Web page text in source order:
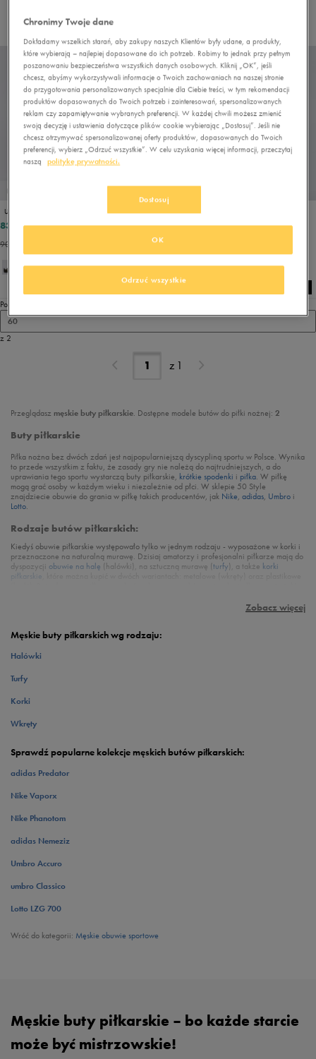
Nie wybrano filtrów
UMBRO VELOCITA MATRIX LEAGUE AG
119,99 zł
83,99 zł
90,99 zł
UMBRO TOCCO V LEAGUE TF
119,99 zł
95,99 zł
101,99 zł
Pokaż
60
z 2
z 1
Zobacz więcej
Przeglądasz męskie buty piłkarskie. Dostępne modele butów do piłki nożnej: 2
Buty piłkarskie
Piłka nożna bez dwóch zdań jest najpopularniejszą dyscypliną sportu w Polsce. Wynika
to przede wszystkim z faktu, że zasady gry nie należą do najtrudniejszych, a do
uprawiania tego sportu wystarczą buty piłkarskie, krótkie spodenki i piłka. W piłkę
mogą grać osoby w każdym wieku i niezależnie od płci. W sklepie 50 Style
znajdziecie obuwie do grania w piłkę takich producentów, jak Nike, adidas, Umbro i
Lotto.
Rodzaje butów piłkarskich:
Kiedyś obuwie piłkarskie występowało tylko w jednym rodzaju - wyposażone w korki i
przeznaczone na naturalną murawę. Dzisiaj amatorzy i profesjonalni piłkarze mają do
dyspozycji obuwie na halę (halówki), na sztuczną murawę (turfy), a także korki
piłkarskie
dlatego wybór materiału, z którego została wykonana cholewka buta jest kwestią
Odpowiednie obuwie piłkarskie powinno cechować się lekkością i być wykonane z
sprawdzone marki takie, jak adidas, Nike, Umbro czy Lotto, które możecie znaleźć w
treningach albo nawet meczach.
W zależności od tego, czy grasz na orlikach, czy też na pełnowymiarowych boiskach z
Niezależnie od swoich preferencji - w sklepie 50 Style znajdziesz buty piłkarskie
Męskie buty piłkarskich wg rodzaju:
Halówki
Turfy
Korki
Wkręty
Sprawdź popularne kolekcje męskich butów piłkarskich:
adidas Predator
Nike Vaporx
Nike Phanotom
adidas Nemeziz
Umbro Accuro
umbro Classico
Lotto LZG 700
Wróć do kategorii: Męskie obuwie sportowe
Męskie buty piłkarskie – bo każde starcie
może być mistrzowskie!
Chronimy Twoje dane
Dokładamy wszelkich starań, aby zakupy naszych Klientów były udane, a produkty,
które wybierają – najlepiej dopasowane do ich potrzeb. Robimy to jednak przy pełnym
poszanowaniu bezpieczeństwa wszystkich danych osobowych. Kliknij „OK”, jeśli
chcesz, abyśmy wykorzystywali informacje o Twoich zachowaniach na naszej stronie
do przygotowania personalizowanych specjalnie dla Ciebie treści, w tym rekomendacji
produktów dopasowanych do Twoich potrzeb i zainteresowań, spersonalizowanych
reklam czy zapamiętywanie wybranych preferencji. W każdej chwili możesz zmienić
swoją decyzję i ustawienia dotyczące plików cookie wybierając „Dostosuj”. Jeśli nie
chcesz otrzymywać spersonalizowanej oferty produktów, dopasowanych do Twoich
preferencji, wybierz „Odrzuć wszystkie”. W celu uzyskania więcej informacji, przeczytaj
naszą
politykę prywatności.
Dostosuj
Odrzuć wszystkie
OK